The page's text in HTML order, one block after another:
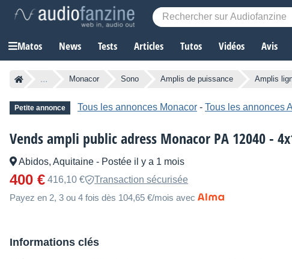
Matos News Tests Articles Tutos Vidéos Avis
... Monacor Sono Amplis de puissance Amplis
Petite annonce Tous les annonces Monacor - Tous les annonces
Vends ampli public adress Monacor PA 12040 -
Abidos, Aquitaine - Postée il y a 1 mois
400 € 416,10 €
Transaction sécurisée
Payez en 2, 3 ou 4 fois dès 104,65 €/mois avec
Informations clés